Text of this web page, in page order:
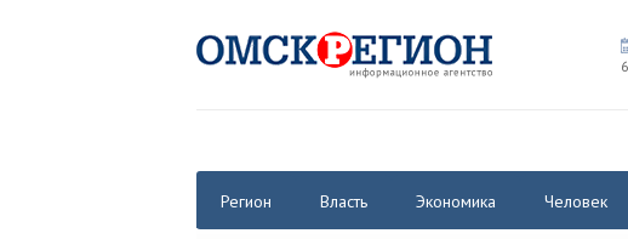
Регион Власть Экономика Человек